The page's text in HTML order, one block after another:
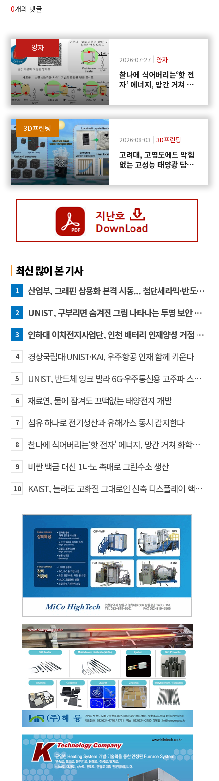
0개의 댓글
양자
2026-07-27 양자
찰나에 식어버리는‘핫 전
자’ 에너지, 망간 거쳐 화
3D프린팅
2026-08-03 3D프린팅
고려대, 고염도에도 막힘
없는 고성능 태양광 담수
최신 많이 본 기사
1 산업부, 그래핀 상용화 본격 시동... 첨단세라믹·반도체 방열소재 시장 확대 기대
2 UNIST, 구부리면 숨겨진 그림 나타나는 투명 보안 필름 개발
3 인하대 이차전지사업단, 인천 배터리 인재양성 거점 역할 강화
4 경상국립대·UNIST·KAI, 우주항공 인재 함께 키운다
5 UNIST, 반도체 잉크 발라 6G·우주통신용 고주파 스위치 만든다
6 재료연, 물에 잠겨도 끄떡없는 태양전지 개발
7 섬유 하나로 전기생산과 유해가스 동시 감지한다
8 찰나에 식어버리는‘핫 전자’ 에너지, 망간 거쳐 화학반응에 쓴다
9 비싼 백금 대신 1나노 촉매로 그린수소 생산
10 KAIST, 늘려도 고화질 그대로인 신축 디스플레이 핵심기술 개발​